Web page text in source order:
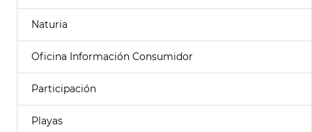
Naturia
Oficina Información Consumidor
Participación
Playas